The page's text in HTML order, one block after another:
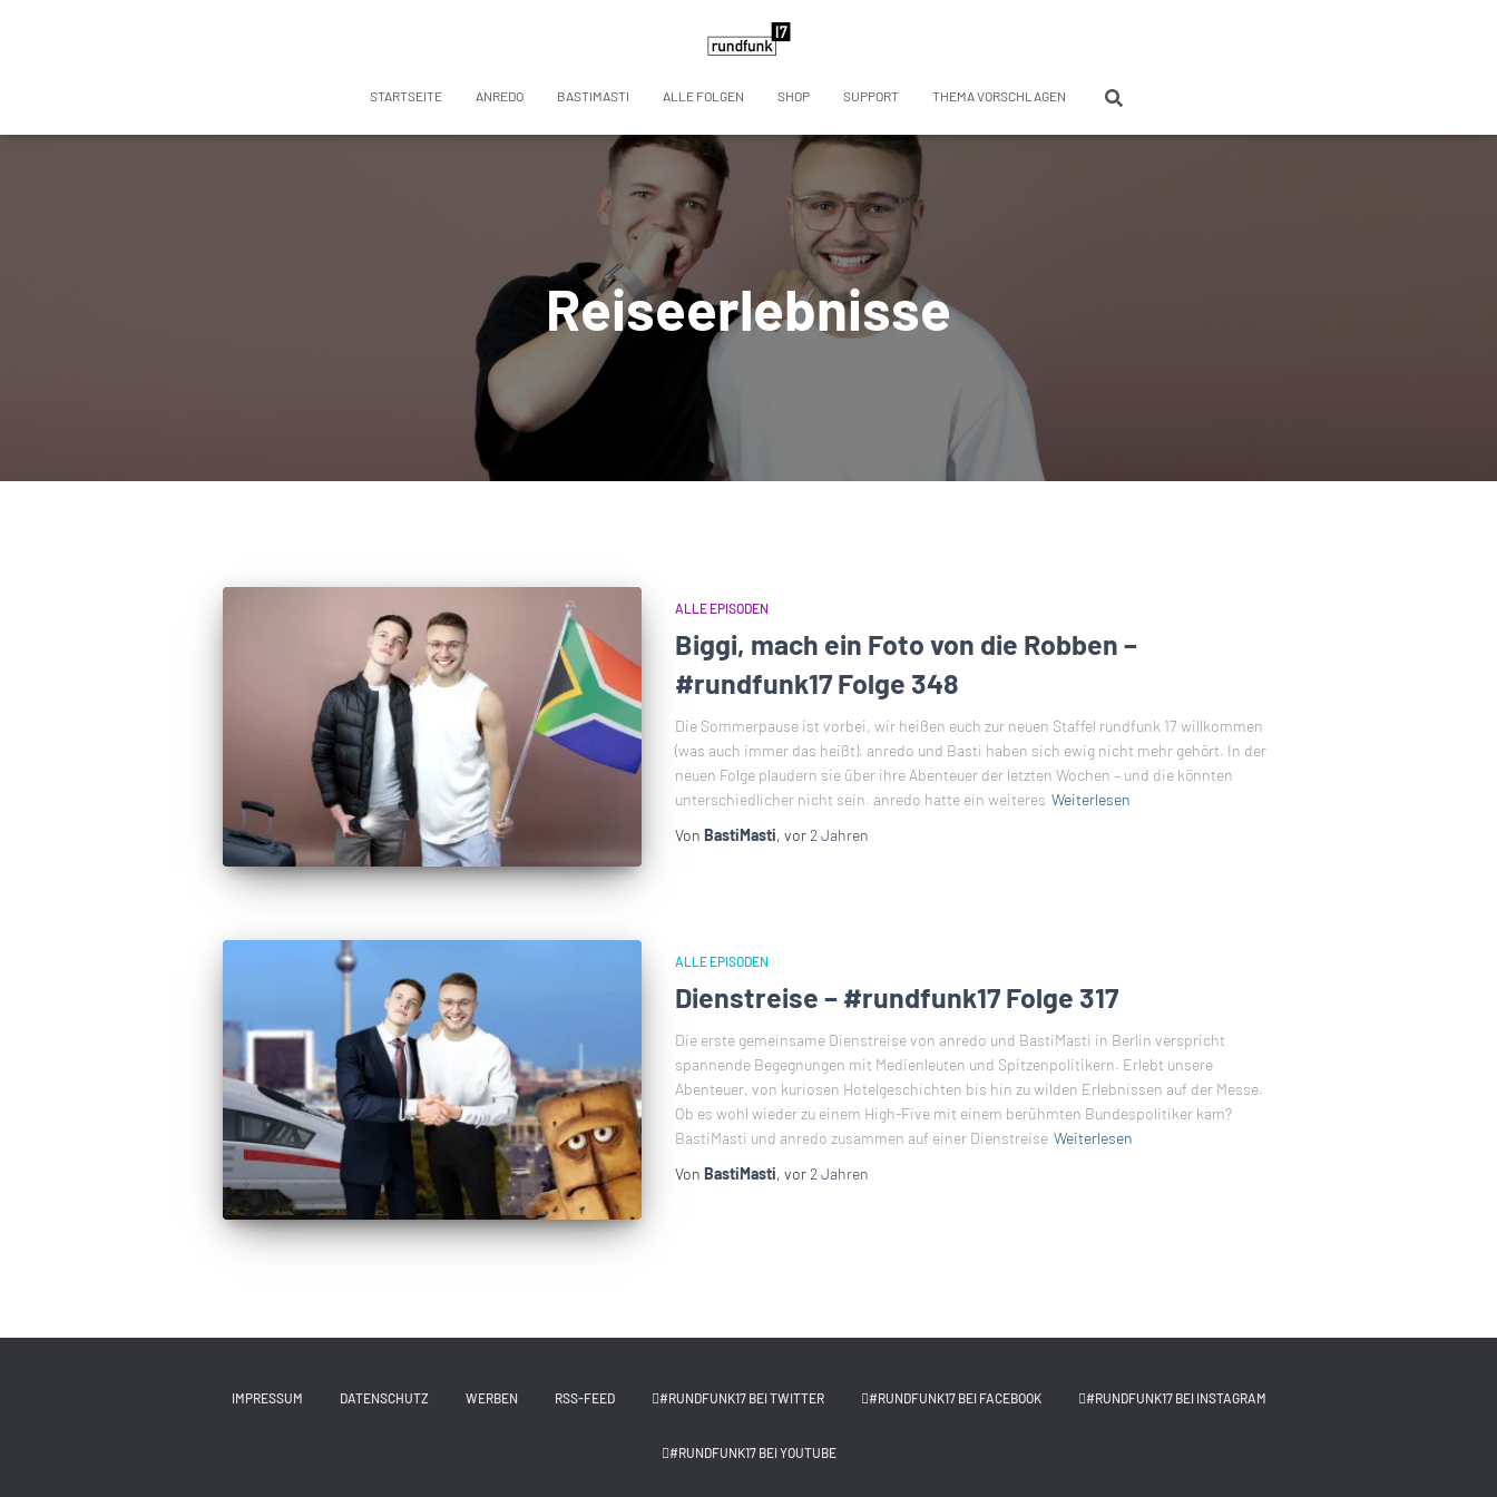
STARTSEITE ANREDO BASTIMASTI ALLE FOLGEN SHOP SUPPORT THEMA VORSCHLAGEN
Reiseerlebnisse
ALLE EPISODEN
Biggi, mach ein Foto von die Robben –
#rundfunk17 Folge 348
Die Sommerpause ist vorbei, wir heißen euch zur neuen Staffel rundfunk 17 willkommen
(was auch immer das heißt). anredo und Basti haben sich ewig nicht mehr gehört. In der
neuen Folge plaudern sie über ihre Abenteuer der letzten Wochen – und die könnten
unterschiedlicher nicht sein. anredo hatte ein weiteres Weiterlesen
Von BastiMasti, vor 2 Jahren
ALLE EPISODEN
Dienstreise – #rundfunk17 Folge 317
Die erste gemeinsame Dienstreise von anredo und BastiMasti in Berlin verspricht
spannende Begegnungen mit Medienleuten und Spitzenpolitikern. Erlebt unsere
Abenteuer, von kuriosen Hotelgeschichten bis hin zu wilden Erlebnissen auf der Messe.
Ob es wohl wieder zu einem High-Five mit einem berühmten Bundespolitiker kam?
BastiMasti und anredo zusammen auf einer Dienstreise Weiterlesen
Von BastiMasti, vor 2 Jahren
IMPRESSUM DATENSCHUTZ WERBEN RSS-FEED #RUNDFUNK17 BEI TWITTER #RUNDFUNK17 BEI FACEBOOK #RUNDFUNK17 BEI INSTAGRAM
#RUNDFUNK17 BEI YOUTUBE